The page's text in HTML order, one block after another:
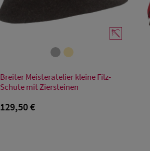
55 56 57 58
Breiter Meisteratelier kleine Filz-
Schute mit Ziersteinen
129,50 €